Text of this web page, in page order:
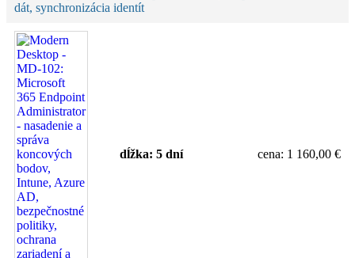
dát, synchronizácia identít
dĺžka: 5 dní cena: 1 160,00 €